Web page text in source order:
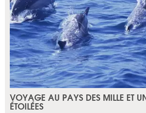
VOYAGE AU PAYS DES MILLE ET
ÉTOILÉES